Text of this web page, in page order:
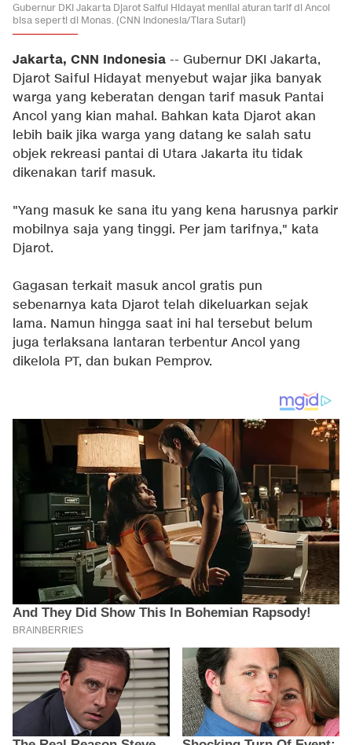
Gubernur DKI Jakarta Djarot Saiful Hidayat menilai aturan tarif di Ancol
bisa seperti di Monas. (CNN Indonesia/Tiara Sutari)
Jakarta, CNN Indonesia -- Gubernur DKI Jakarta,
Djarot Saiful Hidayat menyebut wajar jika banyak
warga yang keberatan dengan tarif masuk Pantai
Ancol yang kian mahal. Bahkan kata Djarot akan
lebih baik jika warga yang datang ke salah satu
objek rekreasi pantai di Utara Jakarta itu tidak
dikenakan tarif masuk.
"Yang masuk ke sana itu yang kena harusnya parkir
mobilnya saja yang tinggi. Per jam tarifnya," kata
Djarot.
Gagasan terkait masuk ancol gratis pun
sebenarnya kata Djarot telah dikeluarkan sejak
lama. Namun hingga saat ini hal tersebut belum
juga terlaksana lantaran terbentur Ancol yang
dikelola PT, dan bukan Pemprov.